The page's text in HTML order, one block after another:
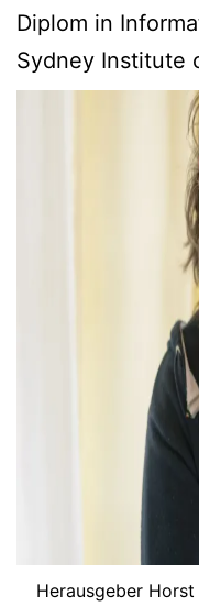
Diplom in
Sydney Institute
Herausgeber